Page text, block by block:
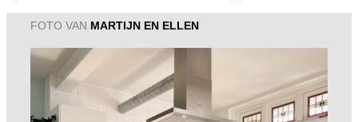
FOTO VAN MARTIJN EN ELLEN